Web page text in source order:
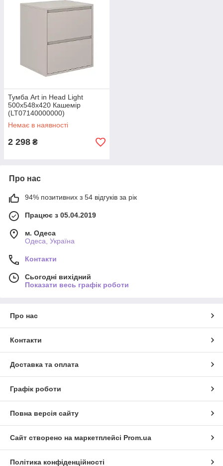
Тумба Art in Head Light
500x548x420 Кашемір
(LT07140000000)
Немає в наявності
2 298 ₴
Про нас
94% позитивних з 54 відгуків за рік
Працює з 05.04.2019
м. Одеса
Одеса, Україна
Контакти
Сьогодні вихідний
Показати весь графік роботи
Про нас
Контакти
Доставка та оплата
Графік роботи
Повна версія сайту
Сайт створено на маркетплейсі Prom.ua
Політика конфіденційності